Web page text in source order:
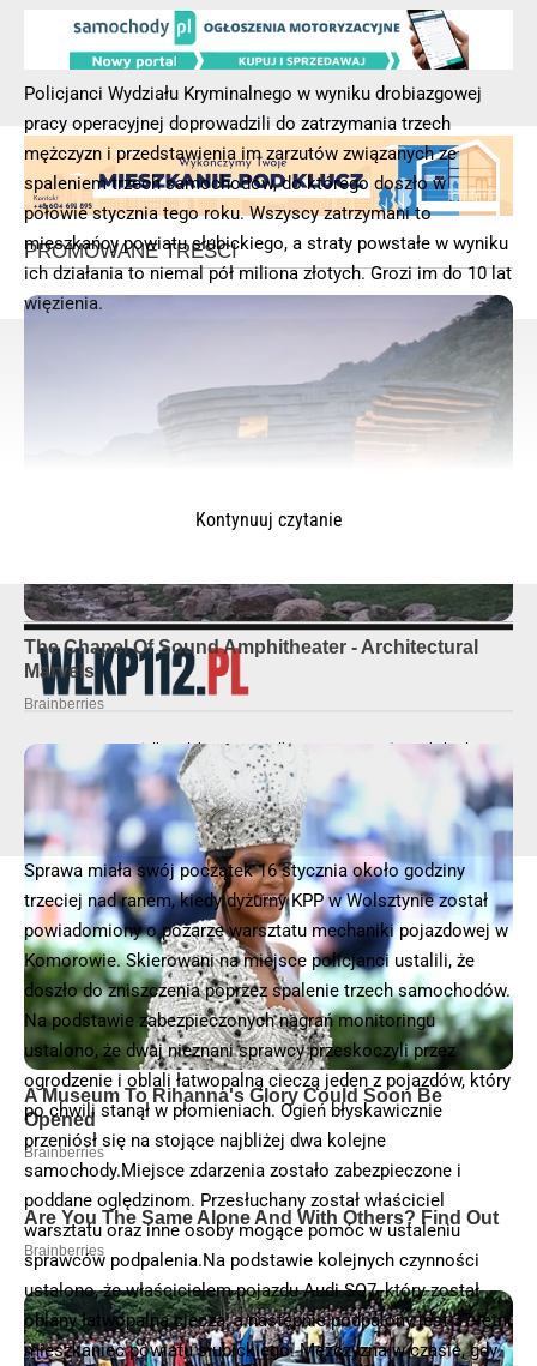
Policjanci Wydziału Kryminalnego w wyniku drobiazgowej
pracy operacyjnej doprowadzili do zatrzymania trzech
mężczyzn i przedstawienia im zarzutów związanych ze
spaleniem trzech samochodów, do którego doszło w
połowie stycznia tego roku. Wszyscy zatrzymani to
mieszkańcy powiatu słubickiego, a straty powstałe w wyniku
ich działania to niemal pół miliona złotych. Grozi im do 10 lat
więzienia.
Sprawa miała swój początek 16 stycznia około godziny
trzeciej nad ranem, kiedy dyżurny KPP w Wolsztynie został
powiadomiony o pożarze warsztatu mechaniki pojazdowej w
Komorowie. Skierowani na miejsce policjanci ustalili, że
doszło do zniszczenia poprzez spalenie trzech samochodów.
Na podstawie zabezpieczonych nagrań monitoringu
ustalono, że dwaj nieznani sprawcy przeskoczyli przez
ogrodzenie i oblali łatwopalną cieczą jeden z pojazdów, który
po chwili stanął w płomieniach. Ogień błyskawicznie
przeniósł się na stojące najbliżej dwa kolejne
samochody.Miejsce zdarzenia zostało zabezpieczone i
poddane oględzinom. Przesłuchany został właściciel
warsztatu oraz inne osoby mogące pomóc w ustaleniu
sprawców podpalenia.Na podstawie kolejnych czynności
ustalono, że właścicielem pojazdu Audi SQ7, który został
oblany łatwopalną cieczą, a następnie podpalony jest 37-letni
mieszkaniec powiatu słubickiego. Mężczyzna w czasie, gdy
Kontynuuj czytanie
© 2025 – Wielkopolska 112, Wszelkie prawa zastrzeżone |hvln.pl